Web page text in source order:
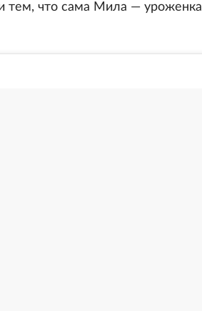
тем, что сама Мила — уроженка